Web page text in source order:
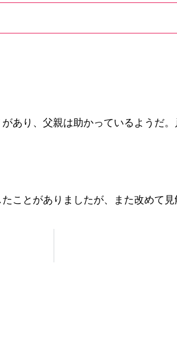
あり、父親は助かっているようだ
ことがありましたが、また改めて見